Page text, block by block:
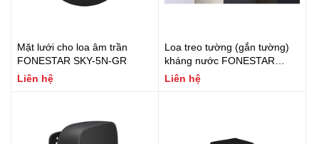
Mặt lưới cho loa âm trần
FONESTAR SKY-5N-GR
Liên hệ
Loa treo tường (gắn tường)
kháng nước FONESTAR
SONORA-5B
Liên hệ